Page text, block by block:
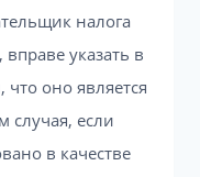
налога
указать в
что оно является
случая, если
в качестве